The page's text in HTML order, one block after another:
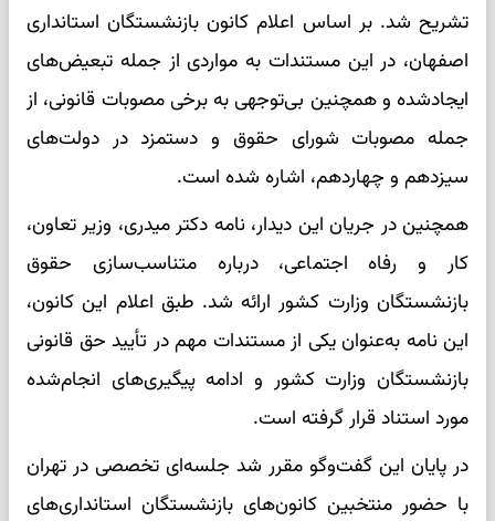
تشریح شد. بر اساس اعلام کانون بازنشستگان استانداری
اصفهان، در این مستندات به مواردی از جمله تبعیض‌های
ایجادشده و همچنین بی‌توجهی به برخی مصوبات قانونی، از
جمله مصوبات شورای حقوق و دستمزد در دولت‌های
سیزدهم و چهاردهم، اشاره شده است.
همچنین در جریان این دیدار، نامه دکتر میدری، وزیر تعاون،
کار و رفاه اجتماعی، درباره متناسب‌سازی حقوق
بازنشستگان وزارت کشور ارائه شد. طبق اعلام این کانون،
این نامه به‌عنوان یکی از مستندات مهم در تأیید حق قانونی
بازنشستگان وزارت کشور و ادامه پیگیری‌های انجام‌شده
مورد استناد قرار گرفته است.
در پایان این گفت‌وگو مقرر شد جلسه‌ای تخصصی در تهران
با حضور منتخبین کانون‌های بازنشستگان استانداری‌های